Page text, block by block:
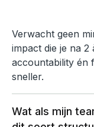
Verwacht geen
impact die je na
accountability én
sneller.
Wat als mijn